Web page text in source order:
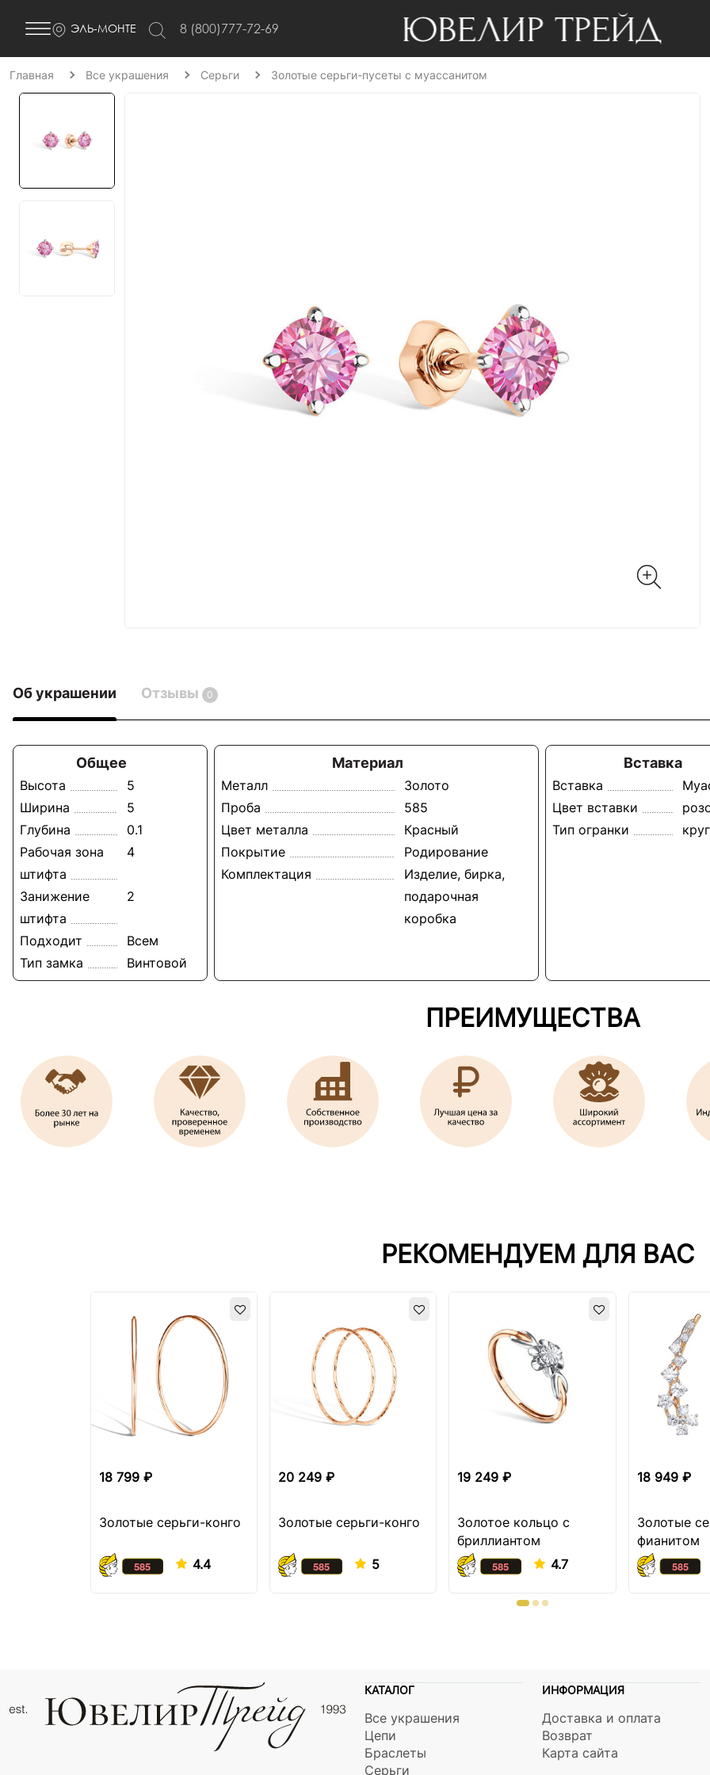
ЭЛЬ-МОНТЕ 8 (800)777-72-69
Главная Все украшения Серьги Золотые серьги-пусеты с муассанитом
Об украшении Отзывы 0
Общее
Высота
5
Ширина
5
Глубина
0.1
Рабочая зона
штифта
4
Занижение
штифта
2
Подходит
Всем
Тип замка
Винтовой
Материал
Металл
Золото
Проба
585
Цвет металла
Красный
Покрытие
Родирование
Комплектация
Изделие, бирка,
подарочная
коробка
Вставка
Вставка
Цвет вставки
Тип огранки
круг
ПРЕИМУЩЕСТВА
РЕКОМЕНДУЕМ ДЛЯ ВАС
18 799 ₽
Золотые серьги-конго
4.4
20 249 ₽
Золотые серьги-конго
5
19 249 ₽
Золотое кольцо с
бриллиантом
4.7
18 949 ₽
Золотые
фианитом
КАТАЛОГ
Все украшения
Цепи
Браслеты
Серьги
ИНФОРМАЦИЯ
Доставка и оплата
Возврат
Карта сайта